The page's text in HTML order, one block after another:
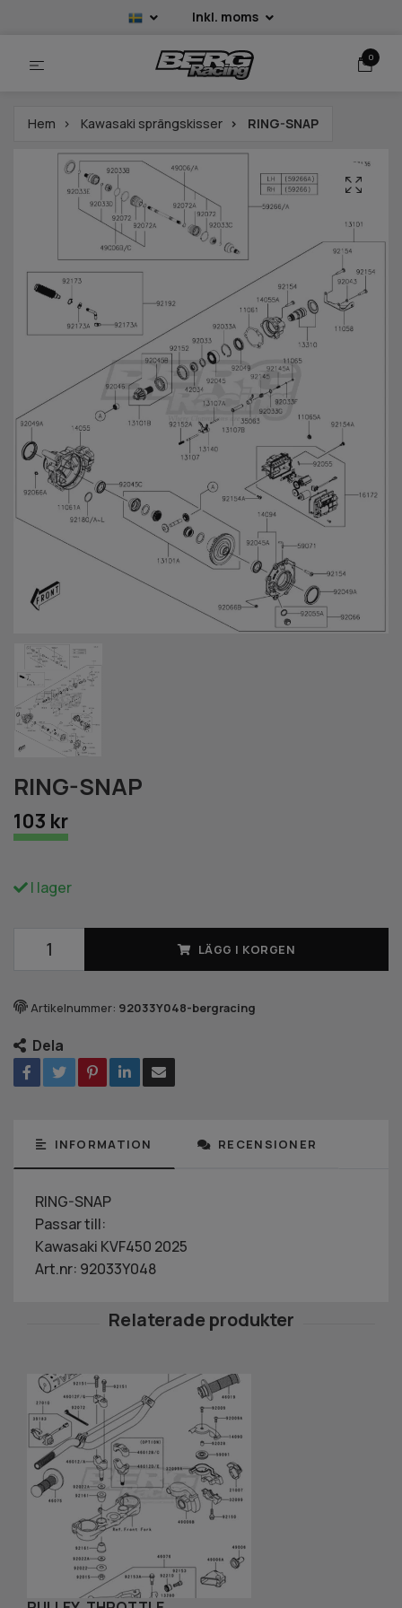
Inkl. moms
0
Hem Kawasaki sprängskisser RING-SNAP
RING-SNAP
103 kr
I lager
LÄGG I KORGEN
Artikelnummer: 92033Y048-bergracing
Dela
INFORMATION RECENSIONER
RING-SNAP
Passar till:
Kawasaki KVF450 2025
Art.nr: 92033Y048